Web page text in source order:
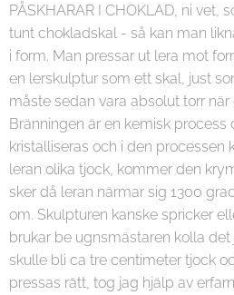
PÅSKHARAR I CHOKLAD, ni vet,
tunt chokladskal - så kan man
i form. Man pressar ut lera mot
en lerskulptur som ett skal, just
måste sedan vara absolut torr när
Bränningen är en kemisk process
kristalliseras och i den processen
leran olika tjock, kommer den
sker då leran närmar sig 1300
om. Skulpturen kanske spricker
brukar be ugnsmästaren kolla
skulle bli ca tre centimeter tjock
pressas rätt, tog jag hjälp av